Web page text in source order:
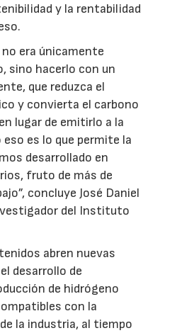
y la rentabilidad
era únicamente
sino hacerlo con un
que reduzca el
y convierta el carbono
lugar de emitirlo a la
es lo que permite la
desarrollado en
fruto de más de
concluye José Daniel
del Instituto
abren nuevas
desarrollo de
de hidrógeno
con la
la industria, al tiempo